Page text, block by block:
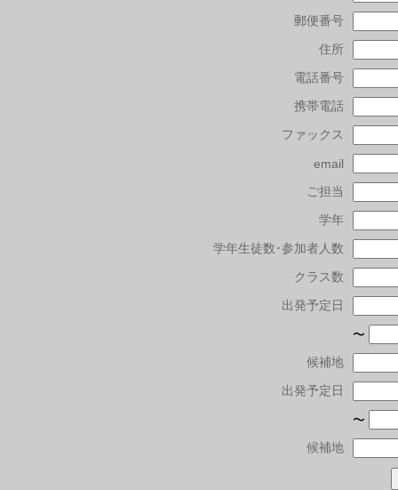
郵便番号
住所
電話番号
携帯電話
ファックス
email
ご担当
学年
学年生徒数･参加者人数
クラス数
出発予定日
〜
候補地
出発予定日
〜
候補地